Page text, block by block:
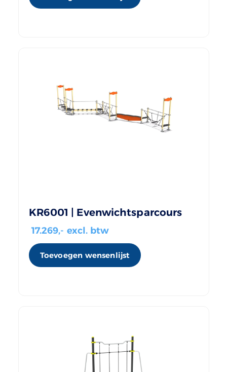
KR6001 | Evenwichtsparcours
17.269,- excl. btw
Toevoegen wensenlijst